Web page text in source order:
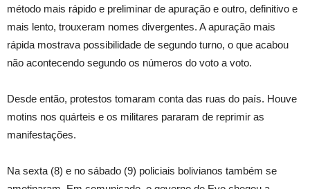
método mais rápido e preliminar de apuração e outro, definitivo e
mais lento, trouxeram nomes divergentes. A apuração mais
rápida mostrava possibilidade de segundo turno, o que acabou
não acontecendo segundo os números do voto a voto.
Desde então, protestos tomaram conta das ruas do país. Houve
motins nos quárteis e os militares pararam de reprimir as
manifestações.
Na sexta (8) e no sábado (9) policiais bolivianos também se